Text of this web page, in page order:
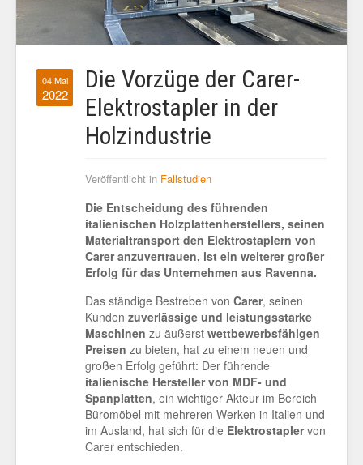
04 Mai
2022
Die Vorzüge der Carer-
Elektrostapler in der
Holzindustrie
Veröffentlicht in Fallstudien
Die Entscheidung des führenden
italienischen Holzplattenherstellers, seinen
Materialtransport den Elektrostaplern von
Carer anzuvertrauen, ist ein weiterer großer
Erfolg für das Unternehmen aus Ravenna.
Das ständige Bestreben von Carer, seinen
Kunden zuverlässige und leistungsstarke
Maschinen zu äußerst wettbewerbsfähigen
Preisen zu bieten, hat zu einem neuen und
großen Erfolg geführt: Der führende
italienische Hersteller von MDF- und
Spanplatten, ein wichtiger Akteur im Bereich
Büromöbel mit mehreren Werken in Italien und
im Ausland, hat sich für die Elektrostaplervon
Carer entschieden.